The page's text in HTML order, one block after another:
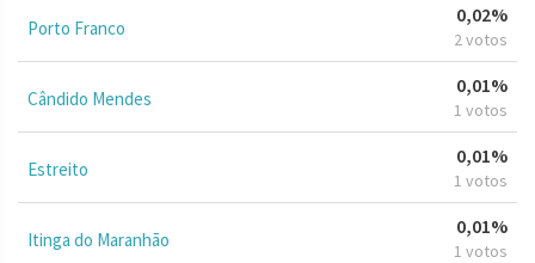
Porto Franco
0,02%
2 votos
Cândido Mendes
0,01%
1 votos
Estreito
0,01%
1 votos
Itinga do Maranhão
0,01%
1 votos